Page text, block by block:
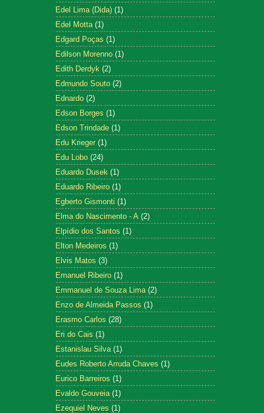
Edel Lima (Dida) (1)
Edel Motta (1)
Edgard Poças (1)
Edilson Morenno (1)
Edith Derdyk (2)
Edmundo Souto (2)
Ednardo (2)
Edson Borges (1)
Edson Trindade (1)
Edu Krieger (1)
Edu Lobo (24)
Eduardo Dusek (1)
Eduardo Ribeiro (1)
Egberto Gismonti (1)
Elma do Nascimento - A (2)
Elpídio dos Santos (1)
Elton Medeiros (1)
Elvis Matos (3)
Emanuel Ribeiro (1)
Emmanuel de Souza Lima (2)
Enzo de Almeida Passos (1)
Erasmo Carlos (28)
Eri do Cais (1)
Estanislau Silva (1)
Eudes Roberto Arruda Chaves (1)
Eurico Barreiros (1)
Evaldo Gouveia (1)
Ezequiel Neves (1)